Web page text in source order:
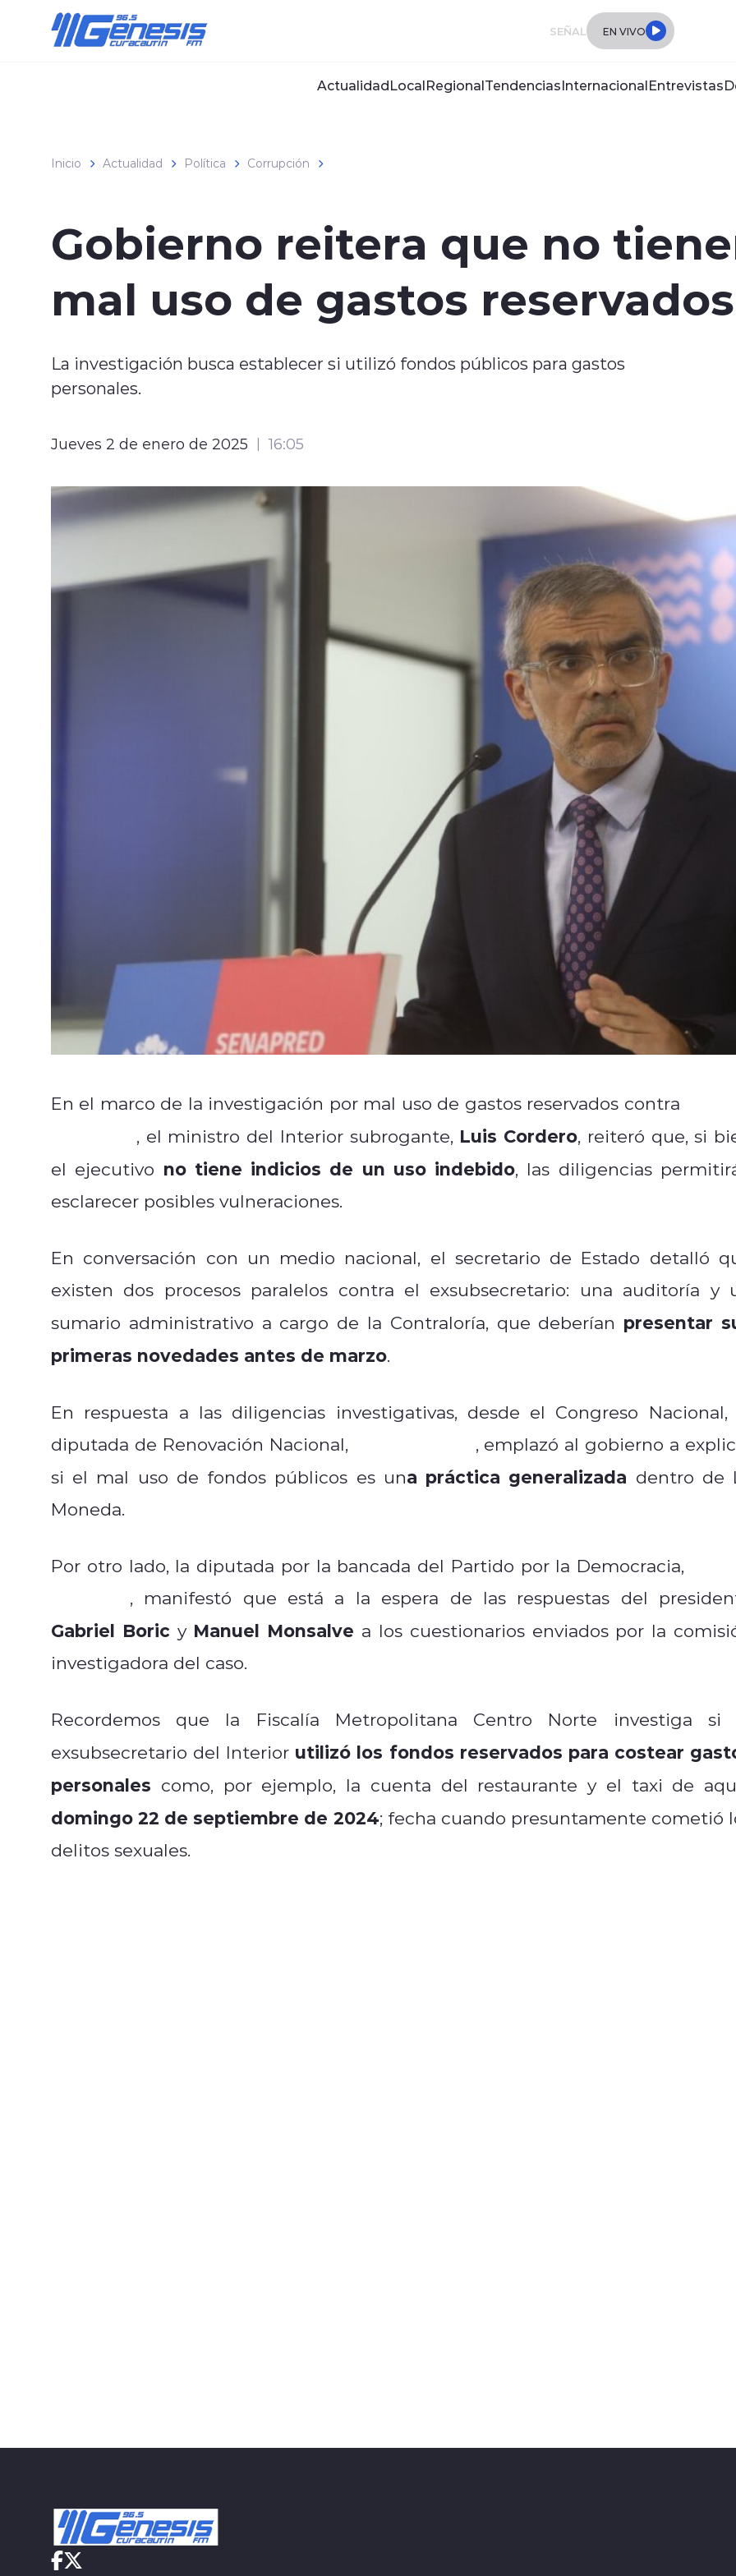
SEÑAL EN VIVO
ActualidadLocalRegionalTendenciasInternacionalEntrevistas
Inicio Actualidad Política Corrupción
Gobierno reitera que no
mal uso de gastos
La investigación busca establecer si utilizó fondos públicos para gastos
personales.
Jueves 2 de enero de 2025 16:05
En el marco de la investigación por mal uso de gastos reservados contra
, el ministro del Interior subrogante, Luis Cordero, reiteró que, si
el ejecutivo no tiene indicios de un uso indebido, las diligencias
esclarecer posibles vulneraciones.
En conversación con un medio nacional, el secretario de Estado detalló
existen dos procesos paralelos contra el exsubsecretario: una auditoría y
sumario administrativo a cargo de la Contraloría, que deberían presentar
primeras novedades antes de marzo.
En respuesta a las diligencias investigativas, desde el Congreso Nacional,
diputada de Renovación Nacional,
, emplazó al gobierno a
si el mal uso de fondos públicos es una práctica generalizada dentro de
Moneda.
Por otro lado, la diputada por la bancada del Partido por la Democracia,
, manifestó que está a la espera de las respuestas del
Gabriel Boric y Manuel Monsalve a los cuestionarios enviados por la
investigadora del caso.
Recordemos que la Fiscalía Metropolitana Centro Norte investiga si
exsubsecretario del Interior utilizó los fondos reservados para costear
personales como, por ejemplo, la cuenta del restaurante y el taxi de
domingo 22 de septiembre de 2024; fecha cuando presuntamente cometió
delitos sexuales.